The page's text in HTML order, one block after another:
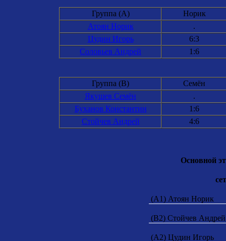
Группа (A)
Норик
Атоян Норик
.
Цудин Игорь
6:3
Соловьев Андрей
1:6
Группа (B)
Семён
Якушев Семён
.
Буханов Константин
1:6
Стойчев Андрей
4:6
Основной
(A1) Атоян Норик
(B2) Стойчев
(A2) Цудин Игорь